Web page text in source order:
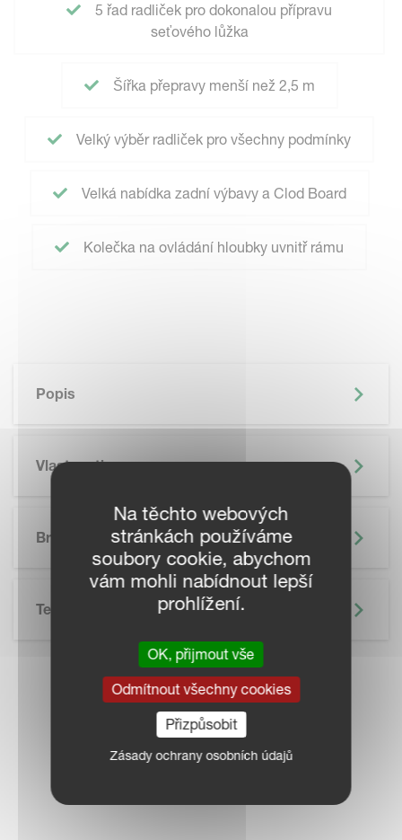
5 řad radliček pro dokonalou přípravu
seťového lůžka
Šířka přepravy menší než 2,5 m
Velký výběr radliček pro všechny podmínky
Velká nabídka zadní výbavy a Clod Board
Kolečka na ovládání hloubky uvnitř rámu
Popis
Vlastnosti
Brožura
Technické Údaje
KONTAKTUJTE
PRODEJCE VE
Na těchto webových
stránkách používáme
soubory cookie, abychom
vám mohli nabídnout lepší
prohlížení.
OK, přijmout vše
Odmítnout všechny cookies
Přizpůsobit
Zásady ochrany osobních údajů